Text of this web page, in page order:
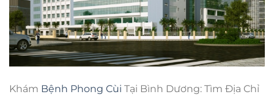
Khám Bệnh Phong Cùi Tại Bình Dương: Tìm Địa Chỉ